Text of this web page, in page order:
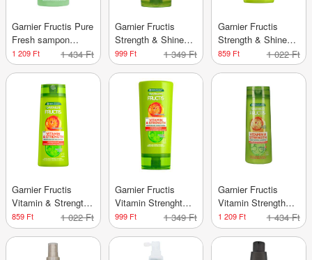
Garnier Fructis Pure
Fresh sampon
gyorsan zsírosodó
hajra - 400 ml
1 209 Ft 1 434 Ft
Garnier Fructis
Strength & Shine
hajerősítő balzsam
- 200 ml
999 Ft 1 349 Ft
Garnier Fructis
Strength & Shine
hajerősítő sampon
mindenféle gyenge
859 Ft 1 022 Ft
Garnier Fructis
Vitamin & Strength
sampon - 250 ml
859 Ft 1 022 Ft
Garnier Fructis
Vitamin Strenght
balzsam - 200 ml
999 Ft 1 349 Ft
Garnier Fructis
Vitamin Strength
sampon - 400 ml
1 209 Ft 1 434 Ft